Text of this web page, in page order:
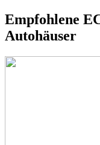
Empfohlene
Autohäuser